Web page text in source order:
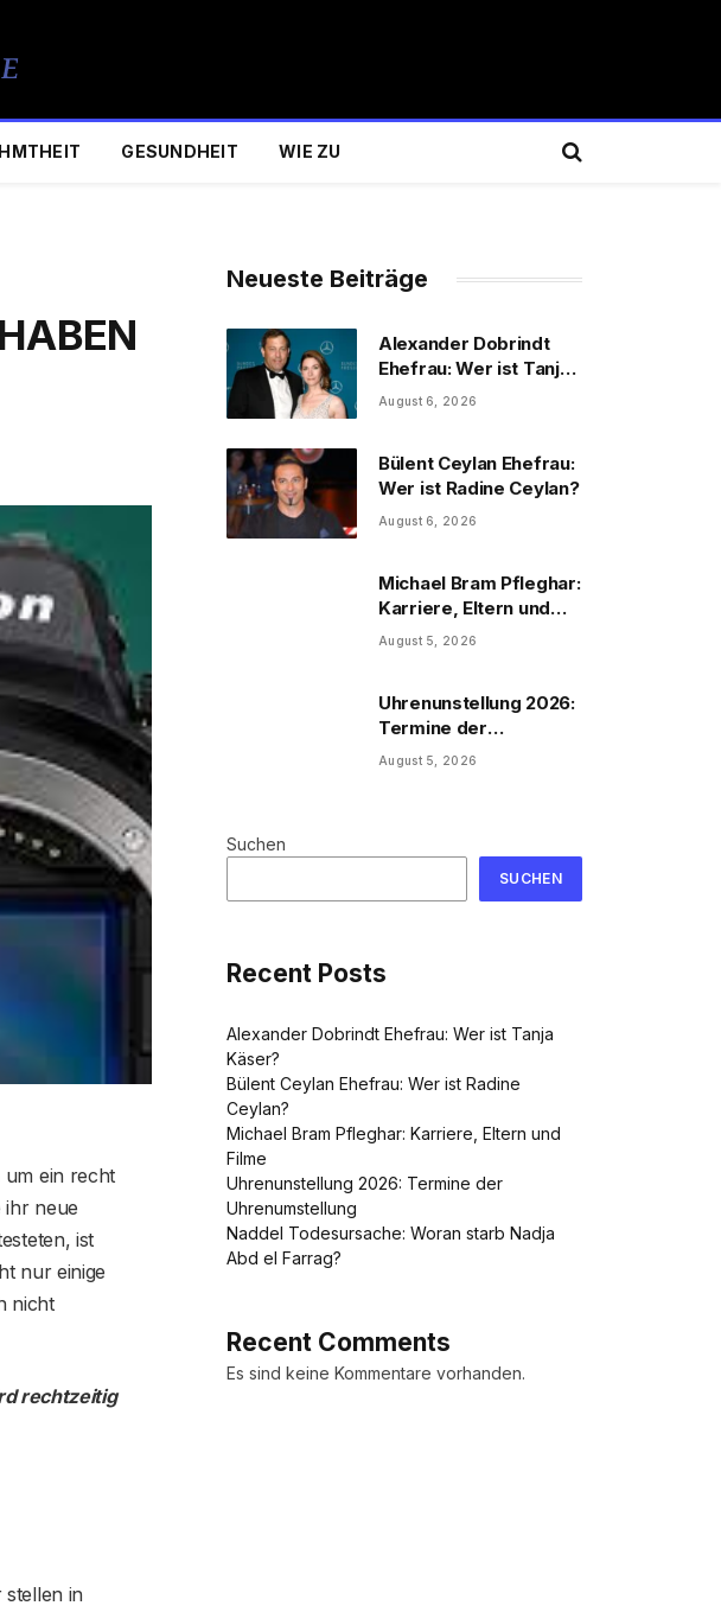
GESUNDHEIT WIE ZU
um ein recht
ihr neue
ist
nur einige
nicht
rechtzeitig
in
Neueste Beiträge
Alexander Dobrindt
Ehefrau: Wer ist Tanja
Käser?
August 6, 2026
Bülent Ceylan Ehefrau:
Wer ist Radine Ceylan?
August 6, 2026
Michael Bram Pfleghar:
Karriere, Eltern und
Filme
August 5, 2026
Uhrenunstellung 2026:
Termine der
Uhrenumstellung
August 5, 2026
Suchen
SUCHEN
Recent Posts
Alexander Dobrindt Ehefrau: Wer ist Tanja
Käser?
Bülent Ceylan Ehefrau: Wer ist Radine
Ceylan?
Michael Bram Pfleghar: Karriere, Eltern und
Filme
Uhrenunstellung 2026: Termine der
Uhrenumstellung
Naddel Todesursache: Woran starb Nadja
Abd el Farrag?
Recent Comments
Es sind keine Kommentare vorhanden.